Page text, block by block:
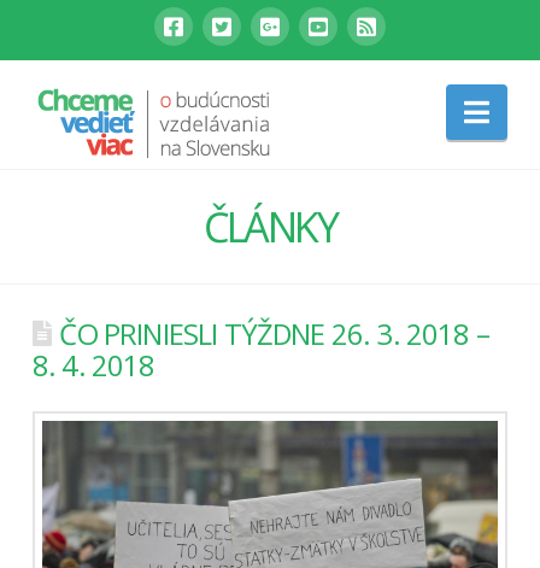
ČLÁNKY
ČO PRINIESLI TÝŽDNE 26. 3. 2018 –
8. 4. 2018